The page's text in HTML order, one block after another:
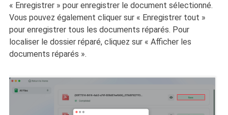
« Enregistrer » pour enregistrer le document sélectionné.
Vous pouvez également cliquer sur « Enregistrer tout »
pour enregistrer tous les documents réparés. Pour
localiser le dossier réparé, cliquez sur « Afficher les
documents réparés ».